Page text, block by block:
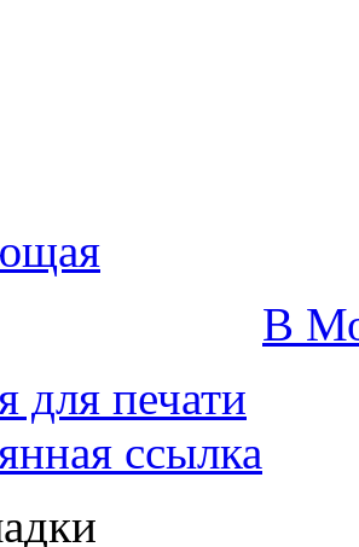
В
для печати
ссылка